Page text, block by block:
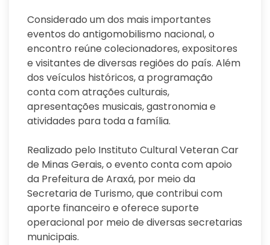
Considerado um dos mais importantes
eventos do antigomobilismo nacional, o
encontro reúne colecionadores, expositores
e visitantes de diversas regiões do país. Além
dos veículos históricos, a programação
conta com atrações culturais,
apresentações musicais, gastronomia e
atividades para toda a família.
Realizado pelo Instituto Cultural Veteran Car
de Minas Gerais, o evento conta com apoio
da Prefeitura de Araxá, por meio da
Secretaria de Turismo, que contribui com
aporte financeiro e oferece suporte
operacional por meio de diversas secretarias
municipais.